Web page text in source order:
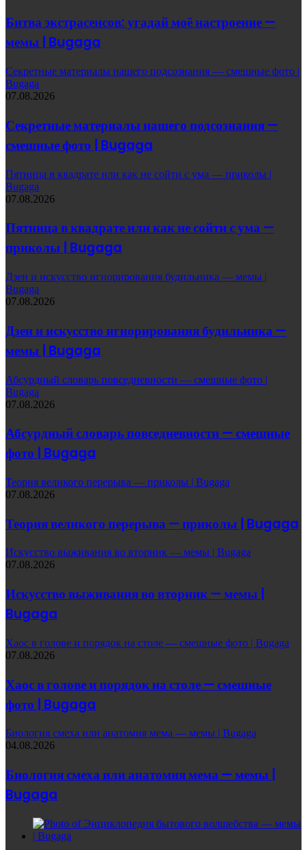
Битва экстрасенсов: угадай моё настроение —
мемы | Bugaga
Секретные материалы нашего подсознания — смешные фото |
Bugaga
07.08.2026
Секретные материалы нашего подсознания —
смешные фото | Bugaga
Пятница в квадрате или как не сойти с ума — приколы |
Bugaga
07.08.2026
Пятница в квадрате или как не сойти с ума —
приколы | Bugaga
Дзен и искусство игнорирования будильника — мемы |
Bugaga
07.08.2026
Дзен и искусство игнорирования будильника —
мемы | Bugaga
Абсурдный словарь повседневности — смешные фото |
Bugaga
07.08.2026
Абсурдный словарь повседневности — смешные
фото | Bugaga
Теория великого перерыва — приколы | Bugaga
07.08.2026
Теория великого перерыва — приколы | Bugaga
Искусство выживания во вторник — мемы | Bugaga
07.08.2026
Искусство выживания во вторник — мемы |
Bugaga
Хаос в голове и порядок на столе — смешные фото | Bugaga
07.08.2026
Хаос в голове и порядок на столе — смешные
фото | Bugaga
Биология смеха или анатомия мема — мемы | Bugaga
04.08.2026
Биология смеха или анатомия мема — мемы |
Bugaga